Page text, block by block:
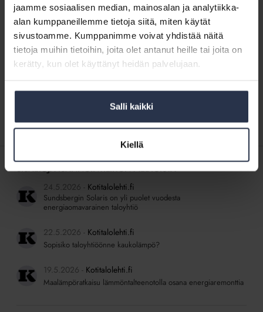
jaamme sosiaalisen median, mainosalan ja analytiikka-
alan kumppaneillemme tietoja siitä, miten käytät
sivustoamme. Kumppanimme voivat yhdistää näitä
tietoja muihin tietoihin, joita olet antanut heille tai joita on
kerätty, kun olet käyttänyt heidän palvelujaan.
Salli kaikki
Kiellä
Energiaseminaari 2022
WEBINAARIT JA VIDEOT 17.2.2022
Tämä osio on rajattu Isännöintiliiton jäsenyritysten
henkilökunnalle. Kirjaudu sisään
Siirry
SISÄLTÖJÄ ISÄNNÖINTILIITON MEDIOISTA
24.5.2026
Kotitalolehti.fi
Sundsbergin Solaris on yli puolet vuodesta
energiaomavarainen taloyhtiö
22.5.2026 Kotitalolehti.fi
Sopisiko taloyhtiöönne kaukolämpö?
19.5.2026 Kotitalolehti.fi
Maalämpöratkaisu lämmöntalteenotolla osana energiaremonttia